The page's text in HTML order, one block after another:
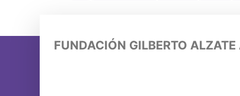
FUNDACIÓN GILBERTO